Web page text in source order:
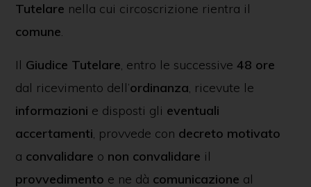
Tutelare nella cui circoscrizione rientra il
comune.
Il Giudice Tutelare, entro le successive 48 ore
dal ricevimento dell’ordinanza, ricevute le
informazioni e disposti gli eventuali
accertamenti, provvede con decreto motivato
a convalidare o non convalidare il
provvedimento e ne dà comunicazione al